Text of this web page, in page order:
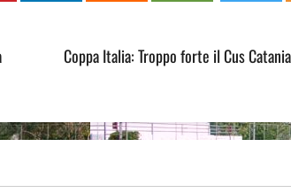
Coppa Italia: Troppo forte il Cus